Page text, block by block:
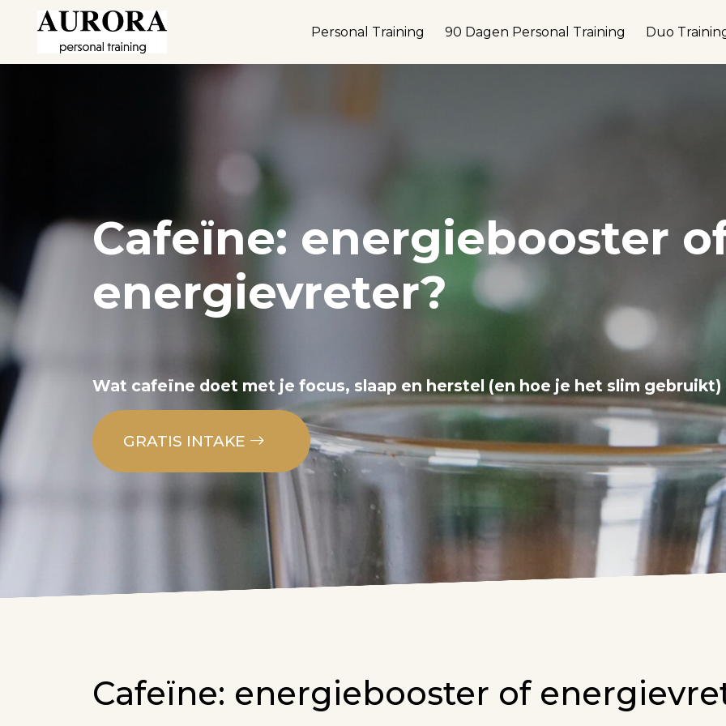
Personal Training 90 Dagen Personal Training Duo
Cafeïne: energiebooster
energievreter?
Wat cafeïne doet met je focus, slaap en herstel (en hoe je het slim gebruikt)
GRATIS INTAKE
Cafeïne: energiebooster of